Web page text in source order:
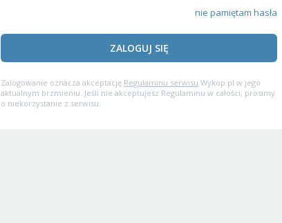
nie pamiętam hasła
ZALOGUJ SIĘ
Zalogowanie oznacza akceptację Regulaminu serwisu Wykop.pl w jego
aktualnym brzmieniu. Jeśli nie akceptujesz Regulaminu w całości, prosimy
o niekorzystanie z serwisu.